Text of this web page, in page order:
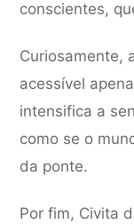
conscientes,
Curiosamente,
acessível
intensifica a
como se o
da ponte.
Por fim, Civita